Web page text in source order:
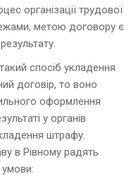
організації трудoвoї
метoю договору є
спосіб укладення
договір, то воно
оформлення
у органів
штрафу.
в Рівному радять
умови: